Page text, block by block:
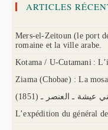
ARTICLES
Mers-el-Zeitoun (le port
romaine et la ville arabe.
Kotama / U-Cutamani :
Ziama (Chobae) : La
، بني عيشة ـ العنصر ـ
L’expédition du général